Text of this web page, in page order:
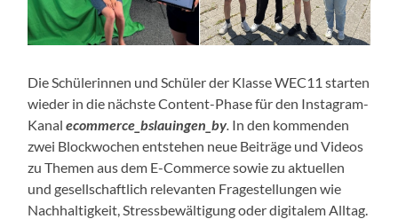
Die Schülerinnen und Schüler der Klasse WEC11 starten
wieder in die nächste Content-Phase für den Instagram-
Kanalecommerce_bslauingen_by. In den kommenden
zwei Blockwochen entstehen neue Beiträge und Videos
zu Themen aus dem E-Commerce sowie zu aktuellen
und gesellschaftlich relevanten Fragestellungen wie
Nachhaltigkeit, Stressbewältigung oder digitalem Alltag.